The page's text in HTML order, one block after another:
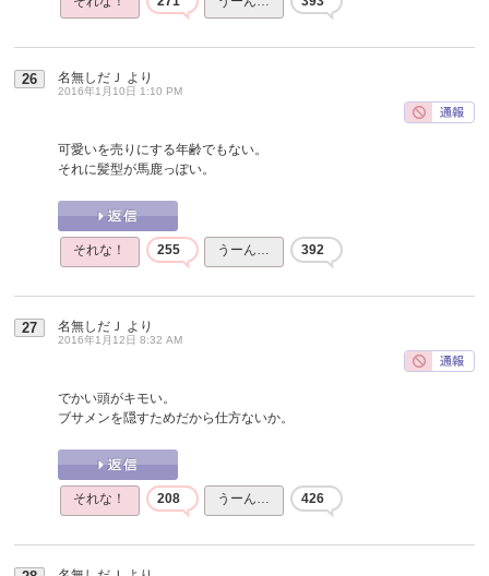
26 名無しだＪ より
2016年1月10日 1:10 PM
可愛いを売りにする年齢でもない。
それに髪型が馬鹿っぽい。
それな！ 255 うーん… 392
27 名無しだＪ より
2016年1月12日 8:32 AM
でかい頭がキモい。
ブサメンを隠すためだから仕方ないか。
それな！ 208 うーん… 426